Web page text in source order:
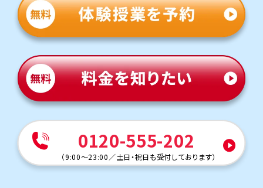
0120-555-202
（9:00～23:00 ／土日・祝日も受付しております）